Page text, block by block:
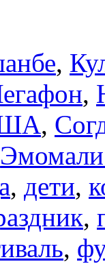
,
,
,
, дети,
,
,